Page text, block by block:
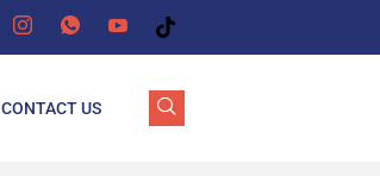
CONTACT US